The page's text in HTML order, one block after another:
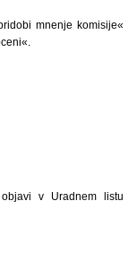
mnenje komisije«
v Uradnem listu